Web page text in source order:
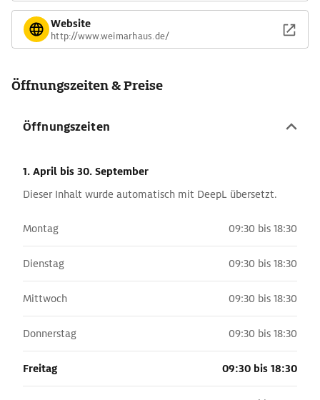
Website
http://www.weimarhaus.de/
Öffnungszeiten & Preise
Öffnungszeiten
1. April bis 30. September
Dieser Inhalt wurde automatisch mit DeepL übersetzt.
Montag 09:30 bis 18:30
Dienstag 09:30 bis 18:30
Mittwoch 09:30 bis 18:30
Donnerstag 09:30 bis 18:30
Freitag 09:30 bis 18:30